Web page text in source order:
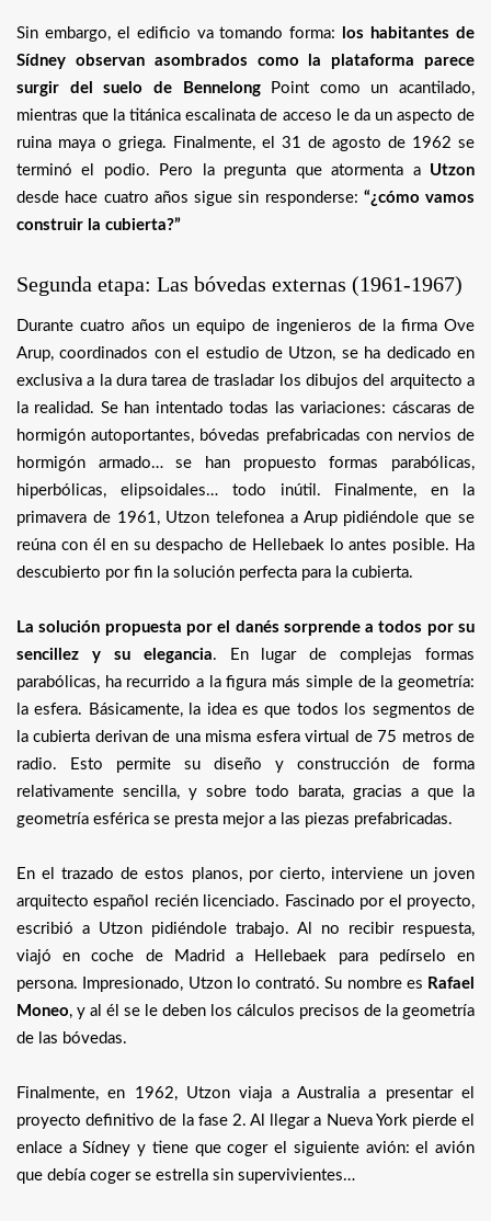
Sin embargo, el edificio va tomando forma:
los habitantes de
Sídney observan asombrados como la plataforma parece
surgir del suelo de BennelongPoint como un acantilado,
mientras que la titánica escalinata de acceso le da un aspecto de
ruina maya o griega. Finalmente, el 31 de agosto de 1962 se
terminó el podio. Pero la pregunta que atormenta a Utzon
desde hace cuatro años sigue sin responderse: “¿cómo vamos
construir la cubierta?”
Segunda etapa: Las bóvedas externas (1961-1967)
Durante cuatro años un equipo de ingenieros de la firma Ove
Arup, coordinados con el estudio de Utzon, se ha dedicado en
exclusiva a la dura tarea de trasladar los dibujos del arquitecto a
la realidad. Se han intentado todas las variaciones: cáscaras de
hormigón autoportantes, bóvedas prefabricadas con nervios de
hormigón armado… se han propuesto formas parabólicas,
hiperbólicas, elipsoidales… todo inútil. Finalmente, en la
primavera de 1961, Utzon telefonea a Arup pidiéndole que se
reúna con él en su despacho de Hellebaek lo antes posible. Ha
descubierto por fin la solución perfecta para la cubierta.
La solución propuesta por el danés sorprende a todos por su
sencillez y su elegancia. En lugar de complejas formas
parabólicas, ha recurrido a la figura más simple de la geometría:
la esfera. Básicamente, la idea es que todos los segmentos de
la cubierta derivan de una misma esfera virtual de 75 metros de
radio. Esto permite su diseño y construcción de forma
relativamente sencilla, y sobre todo barata, gracias a que la
geometría esférica se presta mejor a las piezas prefabricadas.
En el trazado de estos planos, por cierto, interviene un joven
arquitecto español recién licenciado. Fascinado por el proyecto,
escribió a Utzon pidiéndole trabajo. Al no recibir respuesta,
viajó en coche de Madrid a Hellebaek para pedírselo en
persona. Impresionado, Utzon lo contrató. Su nombre es Rafael
Moneo, y al él se le deben los cálculos precisos de la geometría
de las bóvedas.
Finalmente, en 1962, Utzon viaja a Australia a presentar el
proyecto definitivo de la fase 2. Al llegar a Nueva York pierde el
enlace a Sídney y tiene que coger el siguiente avión: el avión
que debía coger se estrella sin supervivientes…